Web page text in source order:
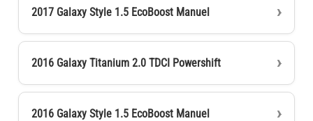
2017 Galaxy Style 1.5 EcoBoost Manuel
2016 Galaxy Titanium 2.0 TDCI Powershift
2016 Galaxy Style 1.5 EcoBoost Manuel